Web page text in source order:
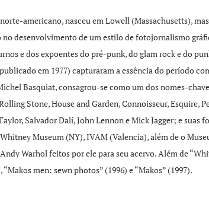
americano, nasceu em Lowell (Massachusetts),
no desenvolvimento de um estilo de fotojornalismo
e dos expoentes do pré-punk, do glam rock e do
em 1977) capturaram a essência do período
Basquiat, consagrou-se como um dos nomes-
Stone, House and Garden, Connoisseur, Esquire,
Salvador Dalí, John Lennon e Mick Jagger; e suas
Museum (NY), IVAM (Valencia), além de o
Warhol feitos por ele para seu acervo. Além de
men: sewn photos” (1996) e “Makos” (1997).